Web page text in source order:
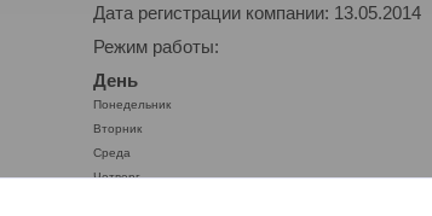
Дата регистрации компании: 13.05.2014
Режим работы:
День
Понедельник
Вторник
Среда
Четверг